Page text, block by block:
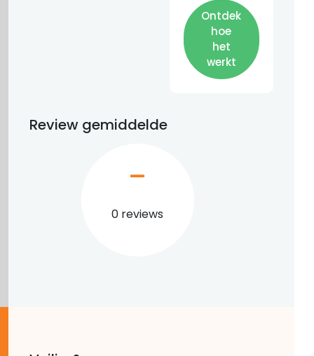
Ontdek
hoe
het
werkt
Review gemiddelde
0 reviews
–